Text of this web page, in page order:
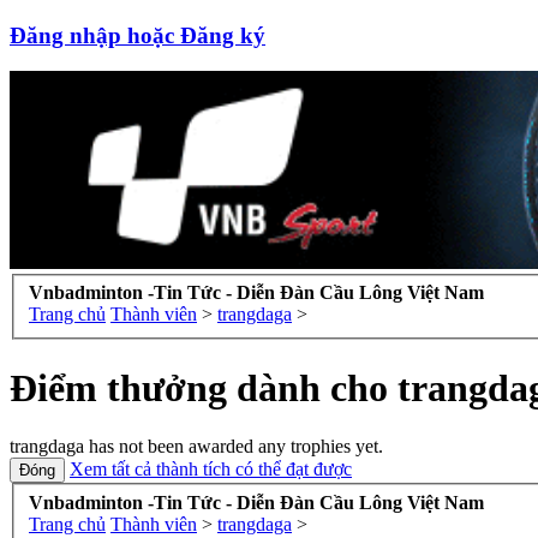
Đăng nhập hoặc Đăng ký
Vnbadminton -Tin Tức - Diễn Đàn Cầu Lông Việt Nam
Trang chủ Thành viên > trangdaga >
Điểm thưởng dành cho
trangdaga has not been awarded any trophies yet.
Xem tất cả thành tích có thể đạt được
Vnbadminton -Tin Tức - Diễn Đàn Cầu Lông Việt Nam
Trang chủ Thành viên > trangdaga >